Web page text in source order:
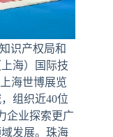
识产权局和
海）国际技
海世博展览
组织近40位
企业探索更广
发展。珠海